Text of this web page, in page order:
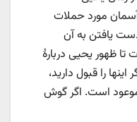
مورد حملات
یافتن به آن
ظهور یحیی دربارهٔ
را قبول دارید،
موعود است. اگر گوش